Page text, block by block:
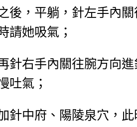
後，平躺，針左手內
請她吸氣；
針右手內關往腕方向
吐氣；
針中府、陽陵泉穴，